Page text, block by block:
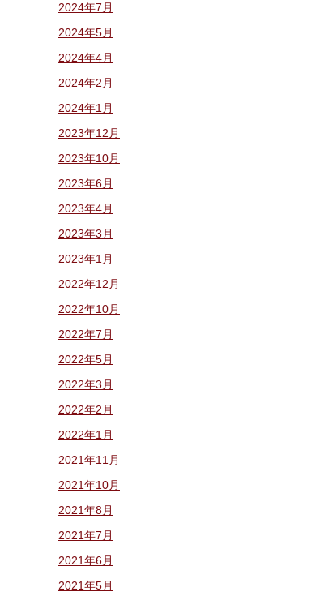
2024年7月
2024年5月
2024年4月
2024年2月
2024年1月
2023年12月
2023年10月
2023年6月
2023年4月
2023年3月
2023年1月
2022年12月
2022年10月
2022年7月
2022年5月
2022年3月
2022年2月
2022年1月
2021年11月
2021年10月
2021年8月
2021年7月
2021年6月
2021年5月